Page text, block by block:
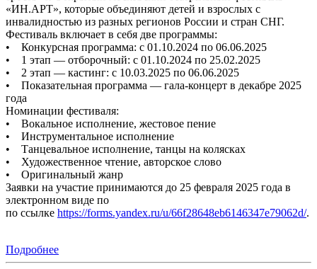
«ИН.АРТ», которые объединяют детей и взрослых с
инвалидностью из разных регионов России и стран СНГ.
Фестиваль включает в себя две программы:
• Конкурсная программа: с 01.10.2024 по 06.06.2025
• 1 этап — отборочный: с 01.10.2024 по 25.02.2025
• 2 этап — кастинг: с 10.03.2025 по 06.06.2025
• Показательная программа — гала-концерт в декабре 2025
года
Номинации фестиваля:
• Вокальное исполнение, жестовое пение
• Инструментальное исполнение
• Танцевальное исполнение, танцы на колясках
• Художественное чтение, авторское слово
• Оригинальный жанр
Заявки на участие принимаются до 25 февраля 2025 года в
электронном виде по
по ссылке https://forms.yandex.ru/u/66f28648eb6146347e79062d/.
Подробнее